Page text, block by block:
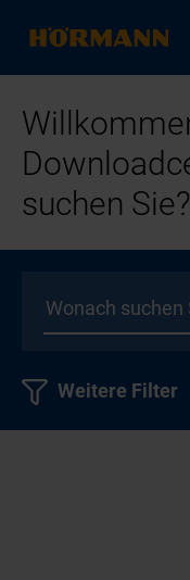
suchen Sie?
Weitere Filter